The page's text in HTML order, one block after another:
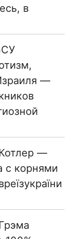
в
—
—
с корнями